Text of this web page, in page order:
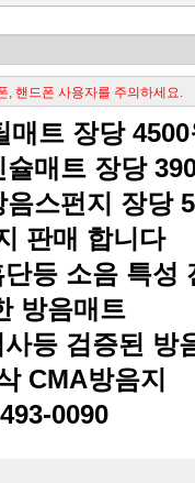
, 핸드폰 사용자를 주의하세요.
매트 장당4500
슐매트 장당
음스펀지 장당
판매 합니다
등 소음 특성
방음매트
등 검증된 방
CMA방음지
0090